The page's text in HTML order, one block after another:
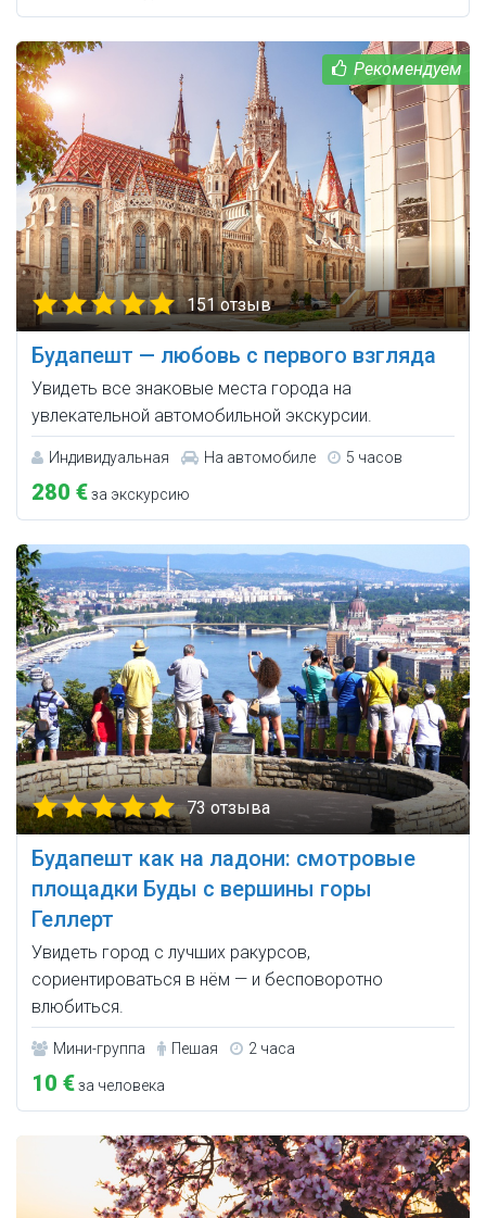
151 отзыв
Будапешт — любовь с первого взгляда
Увидеть все знаковые места города на
увлекательной автомобильной экскурсии.
Индивидуальная На автомобиле 5 часов
280 €за экскурсию
73 отзыва
Будапешт как на ладони: смотровые
площадки Буды c вершины горы
Геллерт
Увидеть город с лучших ракурсов,
сориентироваться в нём — и бесповоротно
влюбиться.
Мини-группа Пешая 2 часа
10 €за человека